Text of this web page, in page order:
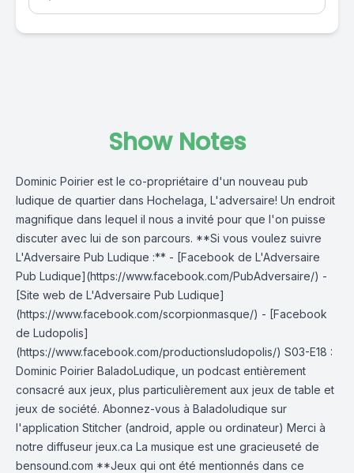
Show Notes
Dominic Poirier est le co-propriétaire d'un nouveau pub
ludique de quartier dans Hochelaga, L'adversaire! Un endroit
magnifique dans lequel il nous a invité pour que l'on puisse
discuter avec lui de son parcours. **Si vous voulez suivre
L'Adversaire Pub Ludique :** - [Facebook de L'Adversaire
Pub Ludique](https://www.facebook.com/PubAdversaire/) -
[Site web de L'Adversaire Pub Ludique]
(https://www.facebook.com/scorpionmasque/) - [Facebook
de Ludopolis]
(https://www.facebook.com/productionsludopolis/) S03-E18 :
Dominic Poirier BaladoLudique, un podcast entièrement
consacré aux jeux, plus particulièrement aux jeux de table et
jeux de société. Abonnez-vous à Baladoludique sur
l'application Stitcher (android, apple ou ordinateur) Merci à
notre diffuseur jeux.ca La musique est une gracieuseté de
bensound.com **Jeux qui ont été mentionnés dans ce